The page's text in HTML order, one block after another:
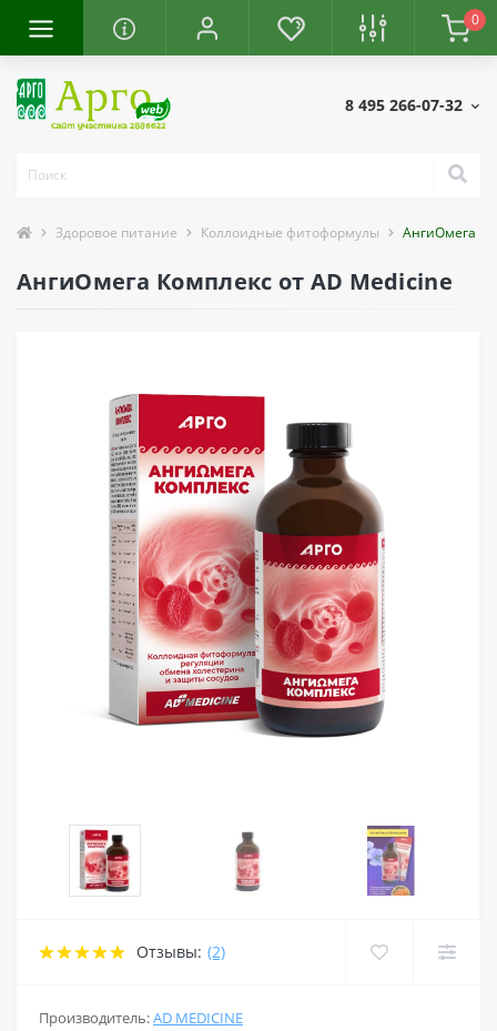
0
8 495 266-07-32
Здоровое питание Коллоидные фитоформулы АнгиОмега
АнгиОмега Комплекс от AD Medicine
Отзывы: (2)
Производитель:AD MEDICINE